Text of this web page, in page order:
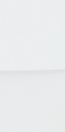
— красивый,